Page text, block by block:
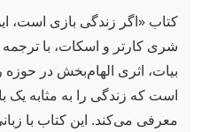
کتاب «اگر زندگی بازی است،
شری کارتر و اسکات، با
بیات، اثری الهام‌بخش در
است که زندگی را به مثابه یک
معرفی می‌کند. این کتاب با